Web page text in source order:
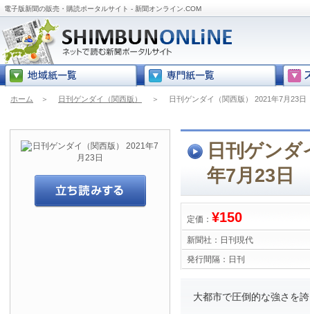
電子版新聞の販売・購読ポータルサイト - 新聞オンライン.COM
ホーム ＞ 日刊ゲンダイ（関西版） ＞ 日刊ゲンダイ（関西版） 2021年7月23日
日刊ゲン
年7月23日
定価： ¥150
新聞社： 日刊現代
発行間隔： 日刊
大都市で圧倒的な強さを